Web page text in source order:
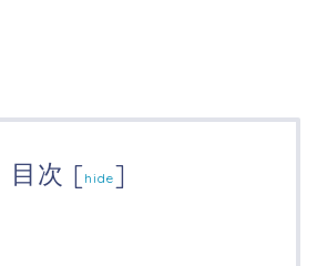
目次 [hide]